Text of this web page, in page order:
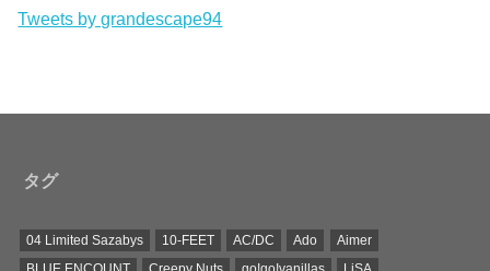
Tweets by grandescape94
タグ
04 Limited Sazabys 10-FEET AC/DC Ado
Aimer